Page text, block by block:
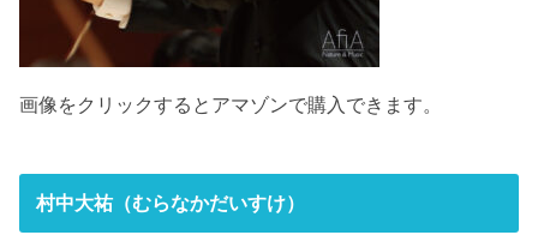
画像をクリックするとアマゾンで購入できます。
村中大祐（むらなかだいすけ）